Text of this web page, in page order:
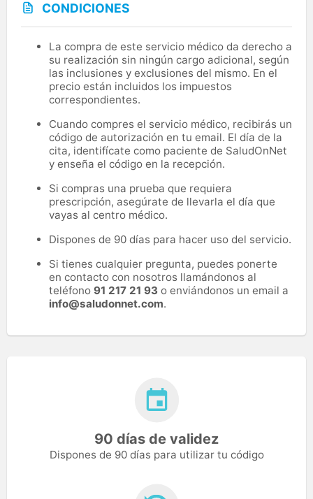
CONDICIONES
La compra de este servicio médico da derecho a
su realización sin ningún cargo adicional, según
las inclusiones y exclusiones del mismo. En el
precio están incluidos los impuestos
correspondientes.
Cuando compres el servicio médico, recibirás un
código de autorización en tu email. El día de la
cita, identifícate como paciente de SaludOnNet
y enseña el código en la recepción.
Si compras una prueba que requiera
prescripción, asegúrate de llevarla el día que
vayas al centro médico.
Dispones de 90 días para hacer uso del servicio.
Si tienes cualquier pregunta, puedes ponerte
en contacto con nosotros llamándonos al
teléfono 91 217 21 93 o enviándonos un email a
info@saludonnet.com.
90 días de validez
Dispones de 90 días para utilizar tu código